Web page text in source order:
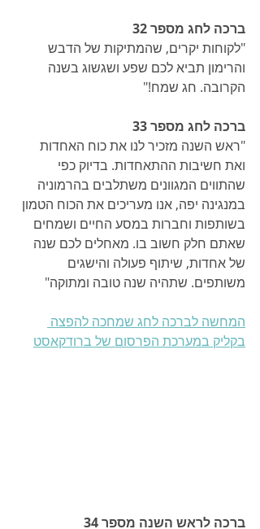
ברכה לחג מספר 32
"לקוחות יקרים, שהמתיקות של הדבש
והרימון תביא לכם שפע ושגשוג בשנה
הקרובה. חג שמח!"
ברכה לחג מספר 33
"ראש השנה מזכיר לנו את כוח האחדות
ואת חשיבות ההתאחדות. בדיוק כפי
שהתווים המגוונים משתלבים בהרמוניה
במנגינה יפה, אנו מעריכים את הכוח הטמון
בשותפות וחברות במסע החיים ושמחים
שאתם חלק חשוב בו. מאחלים לכם שנה
של אחדות, שיתוף פעולה והישגים
משותפים. שתהיה שנה טובה ומתוקה"
המחשה לברכה לחג שמחכה להפצה
בקליק במערכת הפרסום של ברודקאסט
ברכה לראש השנה מספר 34